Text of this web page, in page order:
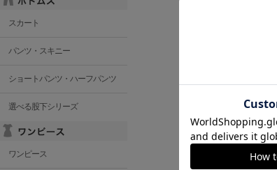
スカート
パンツ・スキニー
ショートパンツ・ハーフパンツ
選べる股下シリーズ
ワンピース